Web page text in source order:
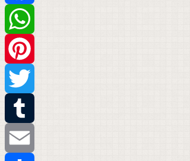
Facebook
WhatsApp
Pinterest
Twitter
Tumblr